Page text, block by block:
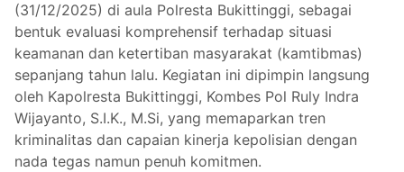
(31/12/2025) di aula Polresta Bukittinggi, sebagai
bentuk evaluasi komprehensif terhadap situasi
keamanan dan ketertiban masyarakat (kamtibmas)
sepanjang tahun lalu. Kegiatan ini dipimpin langsung
oleh Kapolresta Bukittinggi, Kombes Pol Ruly Indra
Wijayanto, S.I.K., M.Si, yang memaparkan tren
kriminalitas dan capaian kinerja kepolisian dengan
nada tegas namun penuh komitmen.